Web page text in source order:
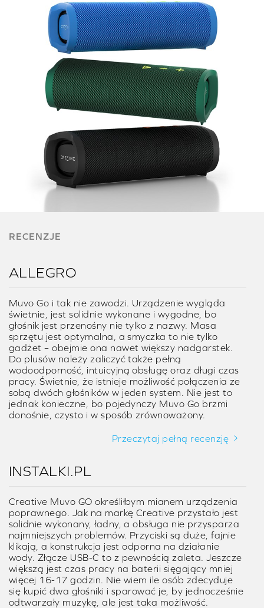
RECENZJE
ALLEGRO
Muvo Go i tak nie zawodzi. Urządzenie wygląda
świetnie, jest solidnie wykonane i wygodne, bo
głośnik jest przenośny nie tylko z nazwy. Masa
sprzętu jest optymalna, a smyczka to nie tylko
gadżet – obejmie ona nawet większy nadgarstek.
Do plusów należy zaliczyć także pełną
wodoodporność, intuicyjną obsługę oraz długi czas
pracy. Świetnie, że istnieje możliwość połączenia ze
sobą dwóch głośników w jeden system. Nie jest to
jednak konieczne, bo pojedynczy Muvo Go brzmi
donośnie, czysto i w sposób zrównoważony.
Przeczytaj pełną recenzję
INSTALKI.PL
Creative Muvo GO określiłbym mianem urządzenia
poprawnego. Jak na markę Creative przystało jest
solidnie wykonany, ładny, a obsługa nie przysparza
najmniejszych problemów. Przyciski są duże, fajnie
klikają, a konstrukcja jest odporna na działanie
wody. Złącze USB-C to z pewnością zaleta. Jeszcze
większą jest czas pracy na baterii sięgający mniej
więcej 16-17 godzin. Nie wiem ile osób zdecyduje
się kupić dwa głośniki i sparować je, by jednocześnie
odtwarzały muzykę, ale jest taka możliwość.